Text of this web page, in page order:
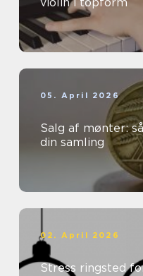
05. April 2026
Salg af mønter:
din samling
02. April 2026
Stress ringsted forstå symptomer,